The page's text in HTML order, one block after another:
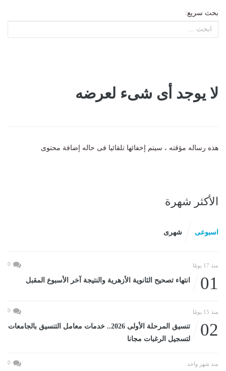
بحث سريع:
لا يوجد أى شىء لعرضه
هذه رساله مؤقته ، سيتم إخفائها تلقائيا فى حاله إضافة محتوى
الأكثر شهرة
اسبوعى شهرى
منذ 17 يومًا 0
01 انتهاء تصحيح الثانوية الأزهرية والنتيجة آخر الأسبوع المقبل
منذ 15 يومًا 0
02
تنسيق المرحلة الأولى 2026.. خدمات معامل التنسيق بالجامعات
لتسجيل الرغبات مجانا
منذ شهر واحد 0